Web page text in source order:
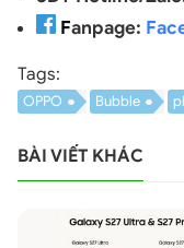
Fanpage:
Tags:
OPPO Bubble
BÀI VIẾT KHÁC